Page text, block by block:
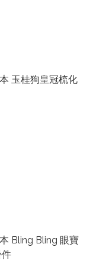
玉桂狗皇冠梳化
Bling Bling 眼寶